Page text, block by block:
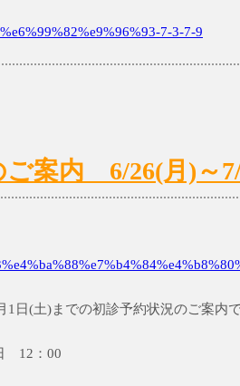
7-3-7-9
ご案内 6/26(月)～
1日(土)までの初診予約状況のご案内で
12：00